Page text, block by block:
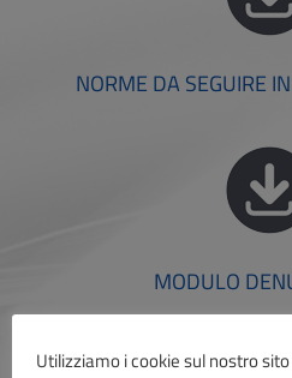
NORME DA SEGUIRE
MODULO
Utilizziamo i cookie sul nostro